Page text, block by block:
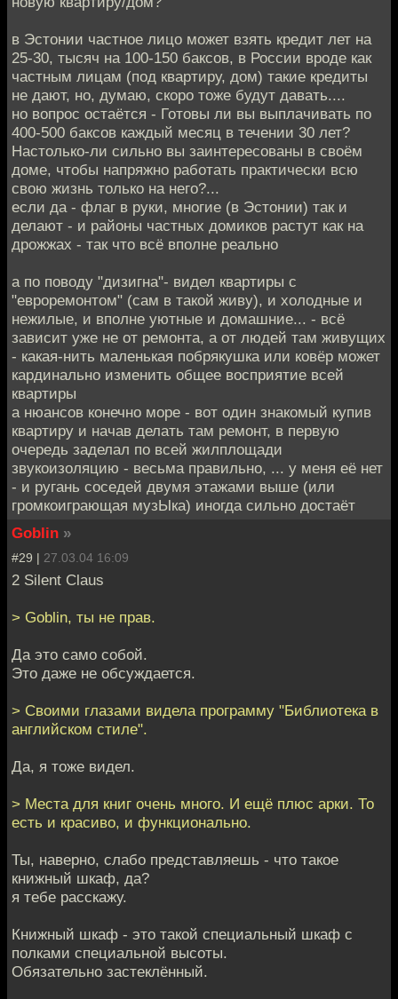
в Эстонии частное лицо может взять кредит лет на
25-30, тысяч на 100-150 баксов, в России вроде как
частным лицам (под квартиру, дом) такие кредиты
не дают, но, думаю, скоро тоже будут давать....
но вопрос остаётся - Готовы ли вы выплачивать по
400-500 баксов каждый месяц в течении 30 лет?
Настолько-ли сильно вы заинтересованы в своём
доме, чтобы напряжно работать практически всю
свою жизнь только на него?...
если да - флаг в руки, многие (в Эстонии) так и
делают - и районы частных домиков растут как на
дрожжах - так что всё вполне реально
а по поводу "дизигна"- видел квартиры с
"евроремонтом" (сам в такой живу), и холодные и
нежилые, и вполне уютные и домашние... - всё
зависит уже не от ремонта, а от людей там живущих
- какая-нить маленькая побрякушка или ковёр может
кардинально изменить общее восприятие всей
квартиры
а нюансов конечно море - вот один знакомый купив
квартиру и начав делать там ремонт, в первую
очередь заделал по всей жилплощади
звукоизоляцию - весьма правильно, ... у меня её нет
- и ругань соседей двумя этажами выше (или
громкоиграющая музЫка) иногда сильно достаёт
Goblin »
#29 | 27.03.04 16:09
2 Silent Claus
> Goblin, ты не прав.
Да это само собой.
Это даже не обсуждается.
> Своими глазами видела программу "Библиотека в
английском стиле".
Да, я тоже видел.
> Места для книг очень много. И ещё плюс арки. То
есть и красиво, и функционально.
Ты, наверно, слабо представляешь - что такое
книжный шкаф, да?
я тебе расскажу.
Книжный шкаф - это такой специальный шкаф с
полками специальной высоты.
Обязательно застеклённый.